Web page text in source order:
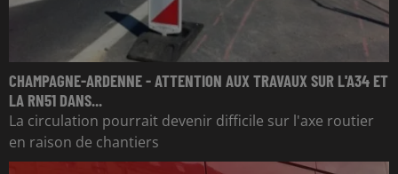
CHAMPAGNE-ARDENNE - ATTENTION AUX TRAVAUX SUR L'A34 ET
LA RN51 DANS...
La circulation pourrait devenir difficile sur l'axe routier
en raison de chantiers